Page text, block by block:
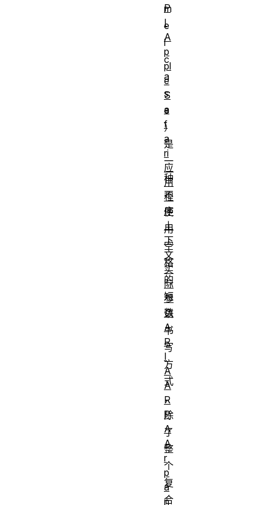
m
e
l
c
a
s
e
）
是
一
种
不
使
用
空
格
的
短
语
书
写
方
式
，
除
了
整
个
复
合
P
I
A
p
pl
e
S
a
f
a
ri
应
用
程
序
上
下
文
实
际
参
数
A
R
I
A
A
R
P
A
A
r
p
a
n